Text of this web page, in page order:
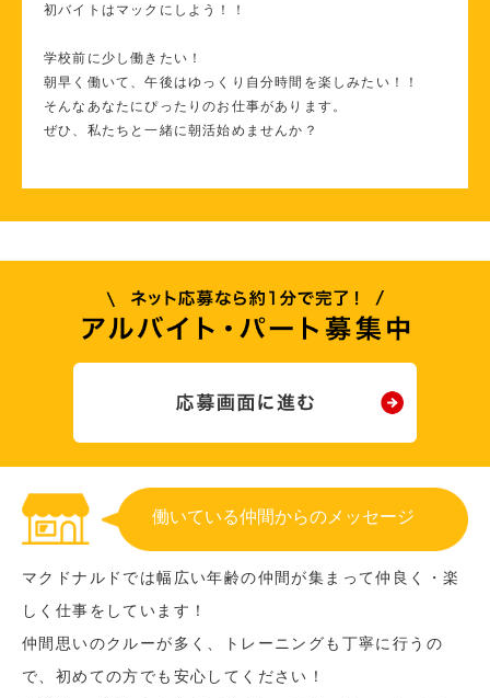
初バイトはマックにしよう！！
学校前に少し働きたい！
朝早く働いて、午後はゆっくり自分時間を楽しみたい！！
そんなあなたにぴったりのお仕事があります。
ぜひ、私たちと一緒に朝活始めませんか？
働いている仲間からのメッセージ
マクドナルドでは幅広い年齢の仲間が集まって仲良く・楽
しく仕事をしています！
仲間思いのクルーが多く、トレーニングも丁寧に行うの
で、初めての方でも安心してください！